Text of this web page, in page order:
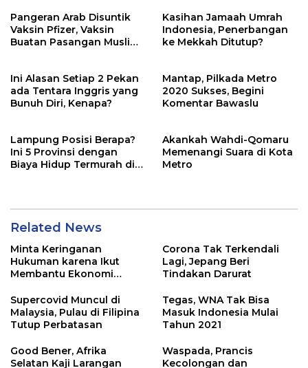
Pangeran Arab Disuntik
Vaksin Pfizer, Vaksin
Buatan Pasangan Muslim
Kasihan Jamaah Umrah
Indonesia, Penerbangan
ke Mekkah Ditutup?
Ini Alasan Setiap 2 Pekan
ada Tentara Inggris yang
Bunuh Diri, Kenapa?
Mantap, Pilkada Metro
2020 Sukses, Begini
Komentar Bawaslu
Lampung Posisi Berapa?
Ini 5 Provinsi dengan
Biaya Hidup Termurah di
Akankah Wahdi-Qomaru
Memenangi Suara di Kota
Metro
Related News
Minta Keringanan
Hukuman karena Ikut
Membantu Ekonomi
Tetap Dihukum
Corona Tak Terkendali
Lagi, Jepang Beri
Tindakan Darurat
Supercovid Muncul di
Malaysia, Pulau di Filipina
Tutup Perbatasan
Tegas, WNA Tak Bisa
Masuk Indonesia Mulai
Tahun 2021
Good Bener, Afrika
Selatan Kaji Larangan
Waspada, Prancis
Kecolongan dan